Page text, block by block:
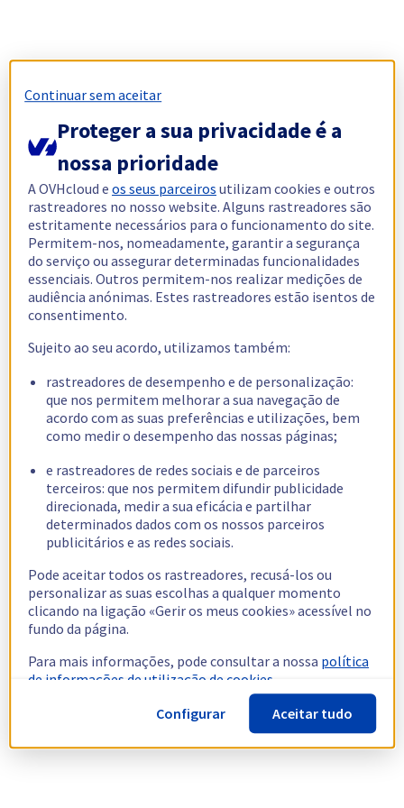
Continuar sem aceitar
Proteger a sua privacidade é a
nossa prioridade
A OVHcloud eos seus parceiros utilizam cookies e outros
rastreadores no nosso website. Alguns rastreadores são
estritamente necessários para o funcionamento do site.
Permitem-nos, nomeadamente, garantir a segurança
do serviço ou assegurar determinadas funcionalidades
essenciais. Outros permitem-nos realizar medições de
audiência anónimas. Estes rastreadores estão isentos de
consentimento.
Sujeito ao seu acordo, utilizamos também:
rastreadores de desempenho e de personalização:
que nos permitem melhorar a sua navegação de
acordo com as suas preferências e utilizações, bem
como medir o desempenho das nossas páginas;
e rastreadores de redes sociais e de parceiros
terceiros: que nos permitem difundir publicidade
direcionada, medir a sua eficácia e partilhar
determinados dados com os nossos parceiros
publicitários e as redes sociais.
Pode aceitar todos os rastreadores, recusá-los ou
personalizar as suas escolhas a qualquer momento
clicando na ligação «Gerir os meus cookies» acessível no
fundo da página.
Para mais informações, pode consultar a nossa política
de informações de utilização de cookies.
Configurar
Aceitar tudo